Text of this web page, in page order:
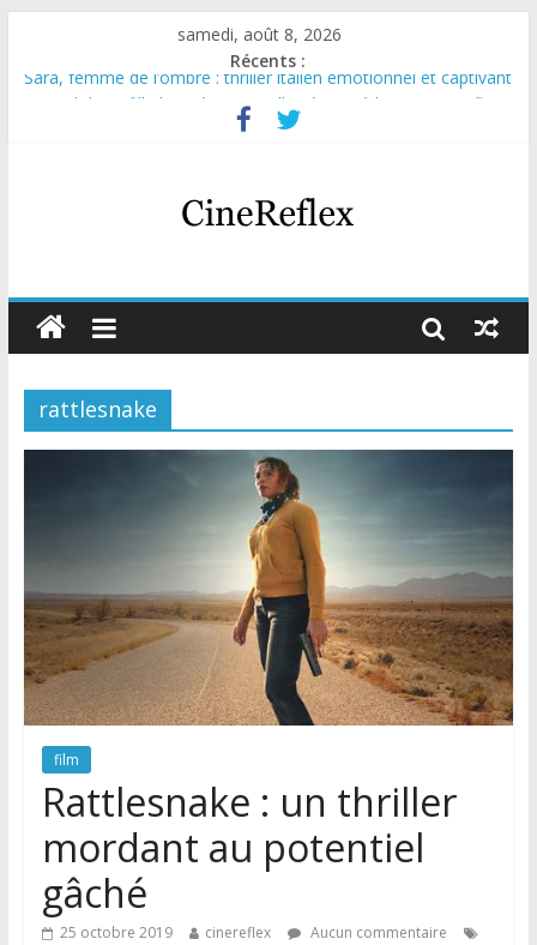
samedi, août 8, 2026
Récents :
Sara, femme de l’ombre : thriller italien émotionnel et captivant
Journal d’une fille larguée : nouvelle série suédoise sur Netflix
Aema : mini-série sur le tournage d’un film érotique devenu
Olympo, saison 1 : nouvelle série qui séduira les fans de
rattlesnake
film
Rattlesnake : un thriller
mordant au potentiel
gâché
25 octobre 2019 cinereflex
Aucun commentaire